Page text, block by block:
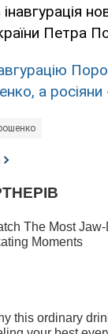
інавгурація
Петра
а